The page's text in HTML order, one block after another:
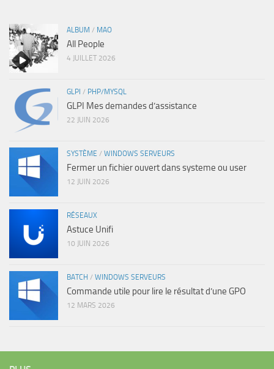
ALBUM / MAO
All People
4 JUILLET 2026
GLPI / PHP/MYSQL
GLPI Mes demandes d’assistance
22 JUIN 2026
SYSTÈME / WINDOWS SERVEURS
Fermer un fichier ouvert dans systeme ou user
12 JUIN 2026
RÉSEAUX
Astuce Unifi
10 JUIN 2026
BATCH / WINDOWS SERVEURS
Commande utile pour lire le résultat d’une GPO
12 MARS 2026